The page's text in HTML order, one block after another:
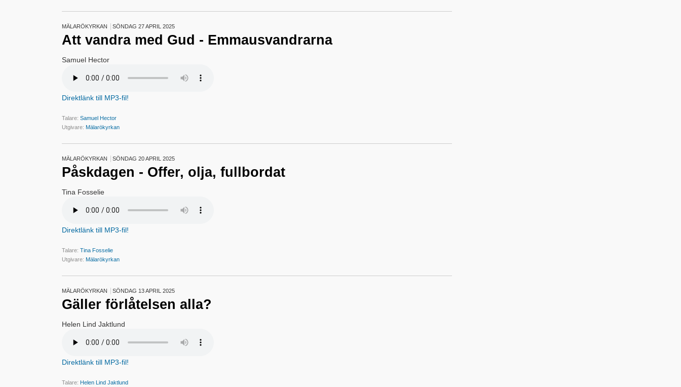
MÄLARÖKYRKAN SÖNDAG 27 APRIL 2025
Att vandra med Gud - Emmausvandrarna
Samuel Hector
Direktlänk till MP3-fil!
Talare: Samuel Hector
Utgivare: Mälarökyrkan
MÄLARÖKYRKAN SÖNDAG 20 APRIL 2025
Påskdagen - Offer, olja, fullbordat
Tina Fosselie
Direktlänk till MP3-fil!
Talare: Tina Fosselie
Utgivare: Mälarökyrkan
MÄLARÖKYRKAN SÖNDAG 13 APRIL 2025
Gäller förlåtelsen alla?
Helen Lind Jaktlund
Direktlänk till MP3-fil!
Talare: Helen Lind Jaktlund